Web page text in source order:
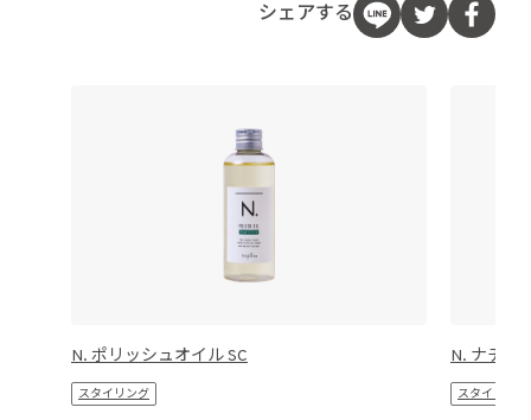
シェアする
N. ポリッシュオイル SC
スタイリング
N. ナチュ
スタイリング